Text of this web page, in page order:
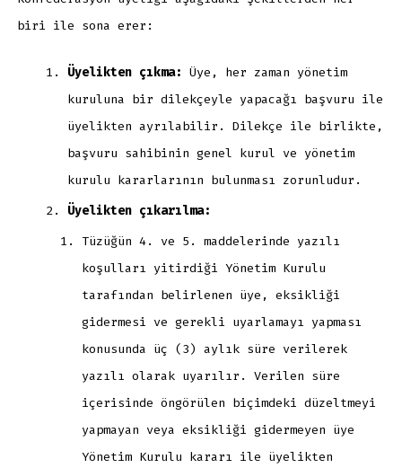
biri ile sona erer:
Üyelikten çıkma: Üye, her zaman yönetim
kuruluna bir dilekçeyle yapacağı başvuru ile
üyelikten ayrılabilir. Dilekçe ile birlikte,
başvuru sahibinin genel kurul ve yönetim
kurulu kararlarının bulunması zorunludur.
Üyelikten çıkarılma:
Tüzüğün 4. ve 5. maddelerinde yazılı
koşulları yitirdiği Yönetim Kurulu
tarafından belirlenen üye, eksikliği
gidermesi ve gerekli uyarlamayı yapması
konusunda üç (3) aylık süre verilerek
yazılı olarak uyarılır. Verilen süre
içerisinde öngörülen biçimdeki düzeltmeyi
yapmayan veya eksikliği gidermeyen üye
Yönetim Kurulu kararı ile üyelikten